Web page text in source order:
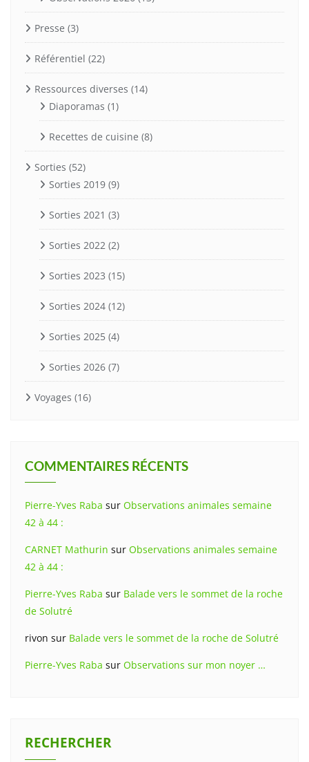
Presse (3)
Référentiel (22)
Ressources diverses (14)
Diaporamas (1)
Recettes de cuisine (8)
Sorties (52)
Sorties 2019 (9)
Sorties 2021 (3)
Sorties 2022 (2)
Sorties 2023 (15)
Sorties 2024 (12)
Sorties 2025 (4)
Sorties 2026 (7)
Voyages (16)
COMMENTAIRES RÉCENTS
Pierre-Yves Raba sur Observations animales semaine
42 à 44 :
CARNET Mathurin sur Observations animales semaine
42 à 44 :
Pierre-Yves Raba sur Balade vers le sommet de la roche
de Solutré
rivon sur Balade vers le sommet de la roche de Solutré
Pierre-Yves Raba sur Observations sur mon noyer …
RECHERCHER